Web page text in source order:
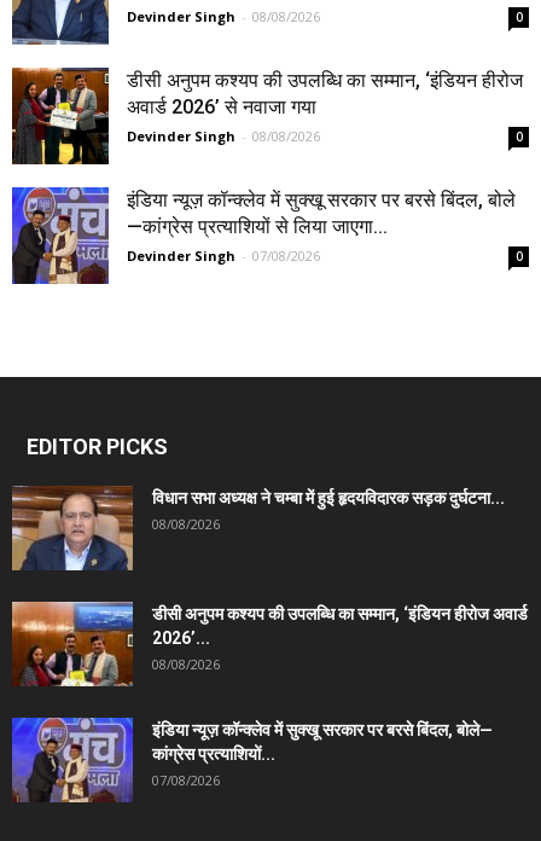
Devinder Singh - 08/08/2026 0
डीसी अनुपम कश्यप की उपलब्धि का सम्मान, ‘इंडियन हीरोज
अवार्ड 2026’ से नवाजा गया
Devinder Singh - 08/08/2026 0
इंडिया न्यूज़ कॉन्क्लेव में सुक्खू सरकार पर बरसे बिंदल, बोले
—कांग्रेस प्रत्याशियों से लिया जाएगा...
Devinder Singh - 07/08/2026 0
EDITOR PICKS
विधान सभा अध्यक्ष ने चम्बा में हुई हृदयविदारक सड़क दुर्घटना...
08/08/2026
डीसी अनुपम कश्यप की उपलब्धि का सम्मान, ‘इंडियन हीरोज अवार्ड
2026’...
08/08/2026
इंडिया न्यूज़ कॉन्क्लेव में सुक्खू सरकार पर बरसे बिंदल, बोले—
कांग्रेस प्रत्याशियों...
07/08/2026